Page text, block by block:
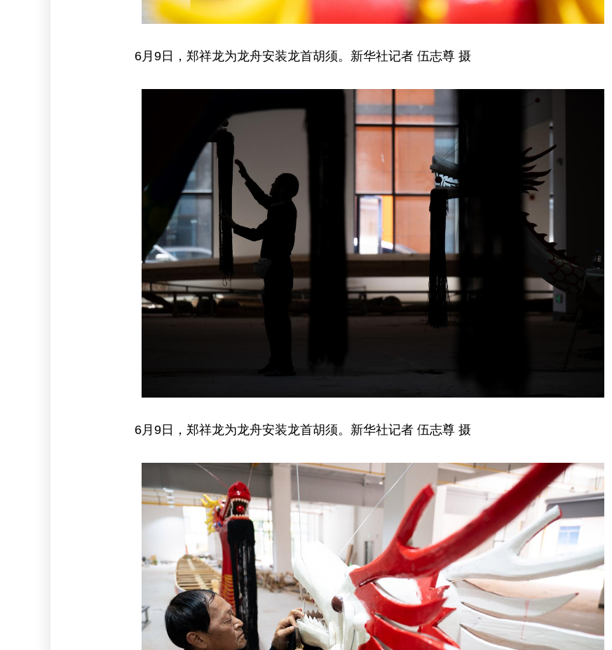
6月9日，郑祥龙为龙舟安装龙首胡须。新华社记者 伍志尊 摄
6月9日，郑祥龙为龙舟安装龙首胡须。新华社记者 伍志尊 摄